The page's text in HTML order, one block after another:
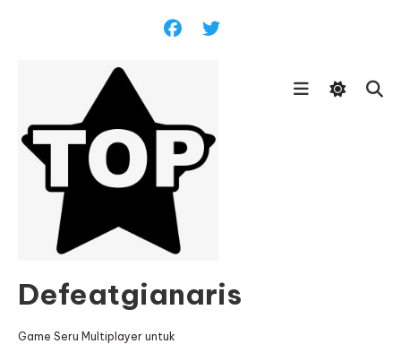
Defeatgianaris
Game Seru Multiplayer untuk